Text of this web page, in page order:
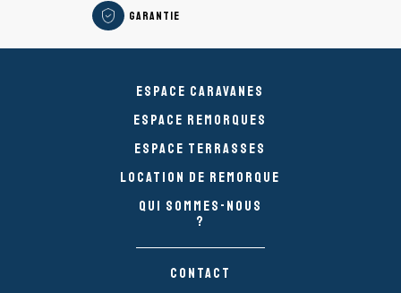
Garantie
Espace caravanes
Espace remorques
Espace Terrasses
Location de remorque
Qui sommes-nous
?
Contact